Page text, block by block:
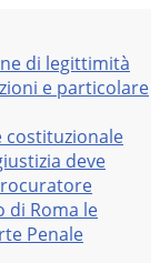
di legittimità
e particolare
costituzionale
deve
di Roma le
Penale